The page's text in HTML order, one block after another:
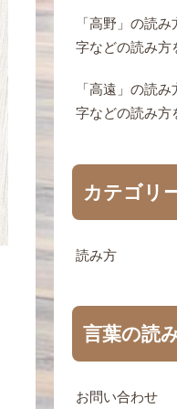
「高野」の読
字などの読み方
「高遠」の読
字などの読み方
カテゴリ
読み方
言葉の読
お問い合わせ